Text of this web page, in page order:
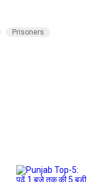
Prisoners